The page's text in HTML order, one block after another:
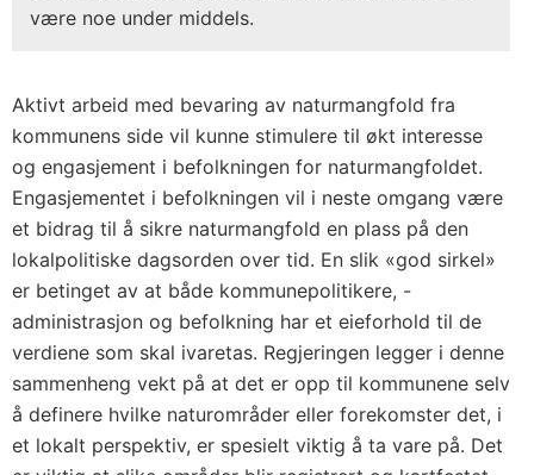
være noe under middels.
Aktivt arbeid med bevaring av naturmangfold fra
kommunens side vil kunne stimulere til økt interesse
og engasjement i befolkningen for naturmangfoldet.
Engasjementet i befolkningen vil i neste omgang være
et bidrag til å sikre naturmangfold en plass på den
lokalpolitiske dagsorden over tid. En slik «god sirkel»
er betinget av at både kommunepolitikere, -
administrasjon og befolkning har et eieforhold til de
verdiene som skal ivaretas. Regjeringen legger i denne
sammenheng vekt på at det er opp til kommunene selv
å definere hvilke naturområder eller forekomster det, i
et lokalt perspektiv, er spesielt viktig å ta vare på. Det